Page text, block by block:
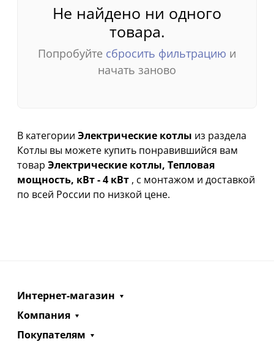
Не найдено ни одного
товара.
Попробуйте сбросить фильтрацию и
начать заново
В категории Электрические котлы из раздела
Котлы вы можете купить понравившийся вам
товар Электрические котлы, Тепловая
мощность, кВт - 4 кВт , с монтажом и доставкой
по всей России по низкой цене.
Интернет-магазин
Компания
Покупателям